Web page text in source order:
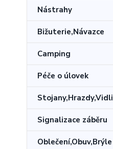
Nástrahy
Bižuterie,Návazce
Camping
Péče o úlovek
Signalizace záběru
Oblečení,Obuv,Brýle